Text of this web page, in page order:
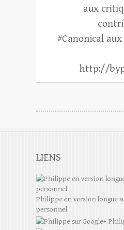
aux
#Canonical
http://
LIENS
Philippe en version longue
personnel